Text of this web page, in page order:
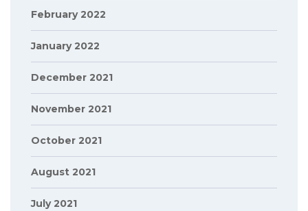
February 2022
January 2022
December 2021
November 2021
October 2021
August 2021
July 2021